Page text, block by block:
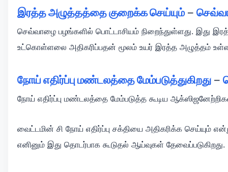
இரத்த அழுத்தத்தை குறைக்க செய்யும்–
செவ்வாழை பழங்களில் பொட்டாசியம் நிறைந்துள்ளது. இது
உட்கொள்ளலை அதிகரிப்பதன் மூலம் உயர் இரத்த அழுத்தம்
நோய் எதிர்ப்பு மண்டலத்தை மேம்படுத்துகிறது –
நோய் எதிர்ப்பு மண்டலத்தை மேம்படுத்த கூடிய
வைட்டமின் சி நோய் எதிர்ப்பு சக்தியை அதிகரிக்க
எனினும் இது தொடர்பாக கூடுதல் ஆய்வுகள் தேவைப்படுகிறது.